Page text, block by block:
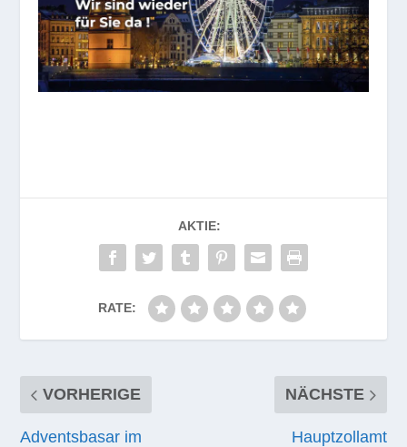
AKTIE:
RATE:
VORHERIGE
Adventsbasar im
NÄCHSTE
Hauptzollamt